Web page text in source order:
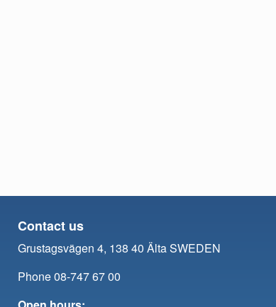
Contact us
Grustagsvägen 4, 138 40 Älta SWEDEN
Phone 08-747 67 00